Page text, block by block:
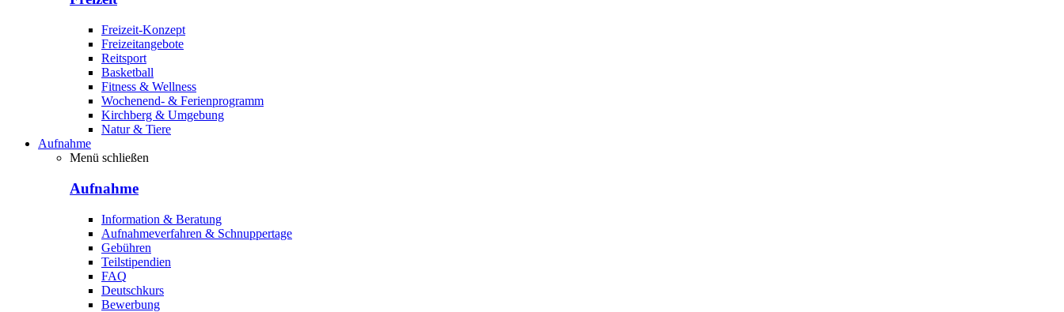
Freizeit-Konzept
Freizeitangebote
Reitsport
Basketball
Fitness & Wellness
Wochenend- & Ferienprogramm
Kirchberg & Umgebung
Natur & Tiere
Aufnahme
Menü schließen
Aufnahme
Information & Beratung
Aufnahmeverfahren & Schnuppertage
Gebühren
Teilstipendien
FAQ
Deutschkurs
Bewerbung